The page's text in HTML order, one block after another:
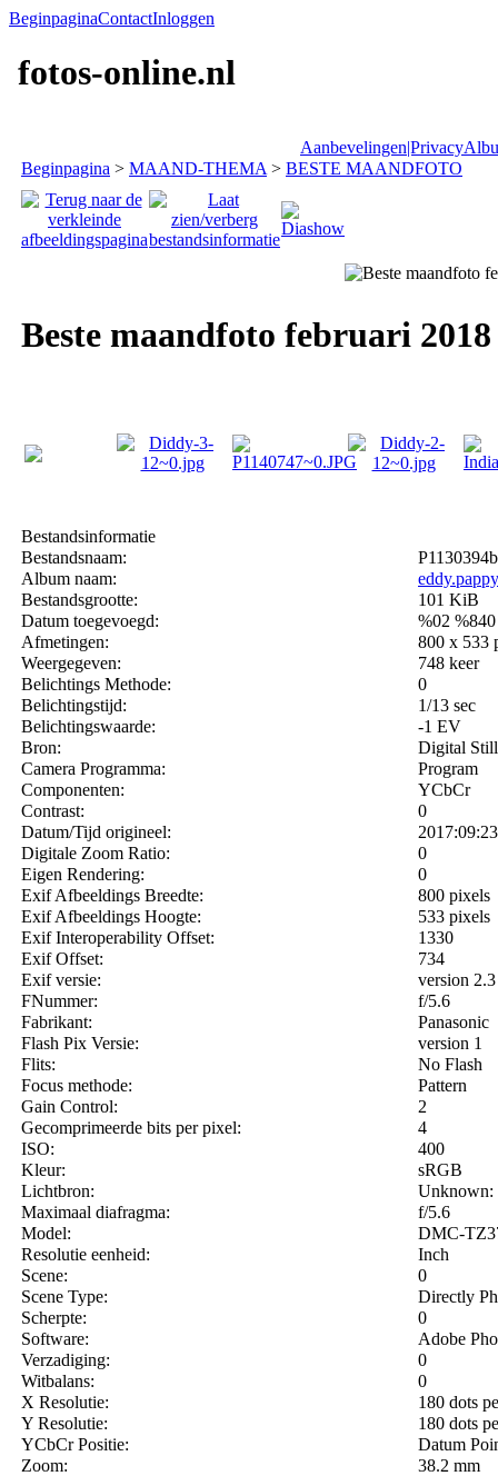
BeginpaginaContactInloggen
fotos-online.nl
Aanbevelingen|Privacy
Beginpagina > MAAND-THEMA > BESTE MAANDFOTO
Beste maandfoto februari
Bestandsinformatie
Bestandsnaam:
Album naam:
Bestandsgrootte:
101 KiB
Datum toegevoegd:
%02
Afmetingen:
800 x 533
Weergegeven:
748 keer
Belichtings Methode:
0
Belichtingstijd:
1/13 sec
Belichtingswaarde:
-1 EV
Bron:
Digital
Camera Programma:
Program
Componenten:
YCbCr
Contrast:
0
Datum/Tijd origineel:
Digitale Zoom Ratio:
0
Eigen Rendering:
0
Exif Afbeeldings Breedte:
800 pixels
Exif Afbeeldings Hoogte:
533 pixels
Exif Interoperability Offset:
1330
Exif Offset:
734
Exif versie:
version 2.3
FNummer:
f/5.6
Fabrikant:
Panasonic
Flash Pix Versie:
version 1
Flits:
No Flash
Focus methode:
Pattern
Gain Control:
2
Gecomprimeerde bits per pixel:
4
ISO:
400
Kleur:
sRGB
Lichtbron:
Unknown:
Maximaal diafragma:
f/5.6
Model:
DMC-
Resolutie eenheid:
Inch
Scene:
0
Scene Type:
Directly
Scherpte:
0
Software:
Adobe
Verzadiging:
0
Witbalans:
0
X Resolutie:
180 dots
Y Resolutie:
180 dots
YCbCr Positie:
Datum
Zoom:
38.2 mm